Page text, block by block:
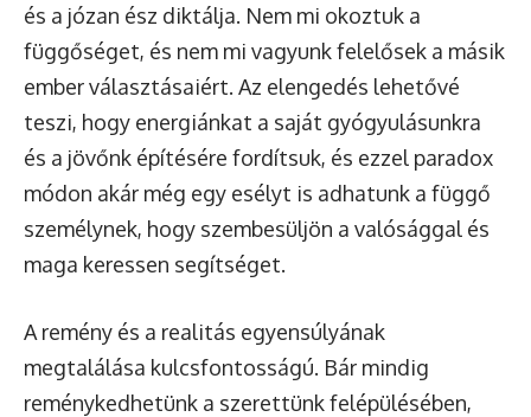
és a józan ész diktálja. Nem mi okoztuk a
függőséget, és nem mi vagyunk felelősek a másik
ember választásaiért. Az elengedés lehetővé
teszi, hogy energiánkat a saját gyógyulásunkra
és a jövőnk építésére fordítsuk, és ezzel paradox
módon akár még egy esélyt is adhatunk a függő
személynek, hogy szembesüljön a valósággal és
maga keressen segítséget.
A remény és a realitás egyensúlyának
megtalálása kulcsfontosságú. Bár mindig
reménykedhetünk a szerettünk felépülésében,